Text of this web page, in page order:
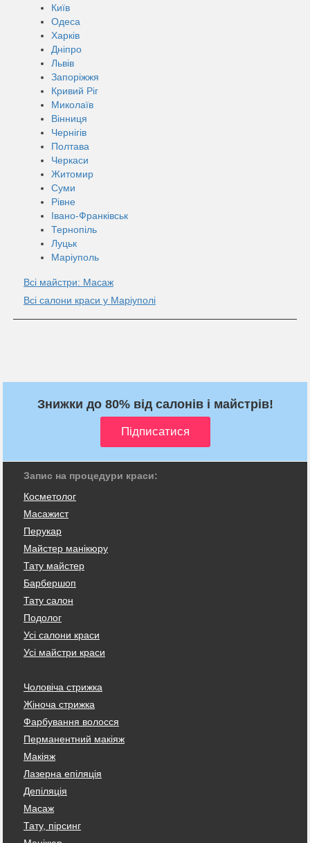
Київ
Одеса
Харків
Дніпро
Львів
Запоріжжя
Кривий Ріг
Миколаїв
Вінниця
Чернігів
Полтава
Черкаси
Житомир
Суми
Рівне
Івано-Франківськ
Тернопіль
Луцьк
Маріуполь
Всі майстри: Масаж
Всі салони краси у Маріуполi
Знижки до 80% від салонів і майстрів!
Запис на процедури краси:
Косметолог
Масажист
Перукар
Майстер манікюру
Тату майстер
Барбершоп
Тату салон
Подолог
Усі салони краси
Усі майстри краси
Чоловіча стрижка
Жіноча стрижка
Фарбування волосся
Перманентний макіяж
Макіяж
Лазерна епіляція
Депіляція
Масаж
Тату, пірсинг